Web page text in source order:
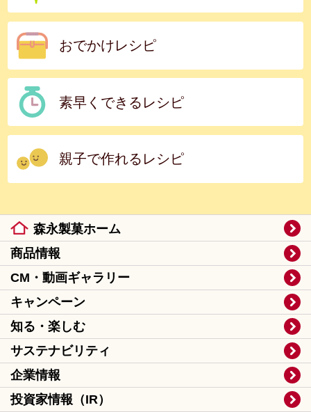
おでかけレシピ
素早くできるレシピ
親子で作れるレシピ
森永製菓ホーム
商品情報
CM・動画ギャラリー
キャンペーン
知る・楽しむ
サステナビリティ
企業情報
投資家情報（IR）